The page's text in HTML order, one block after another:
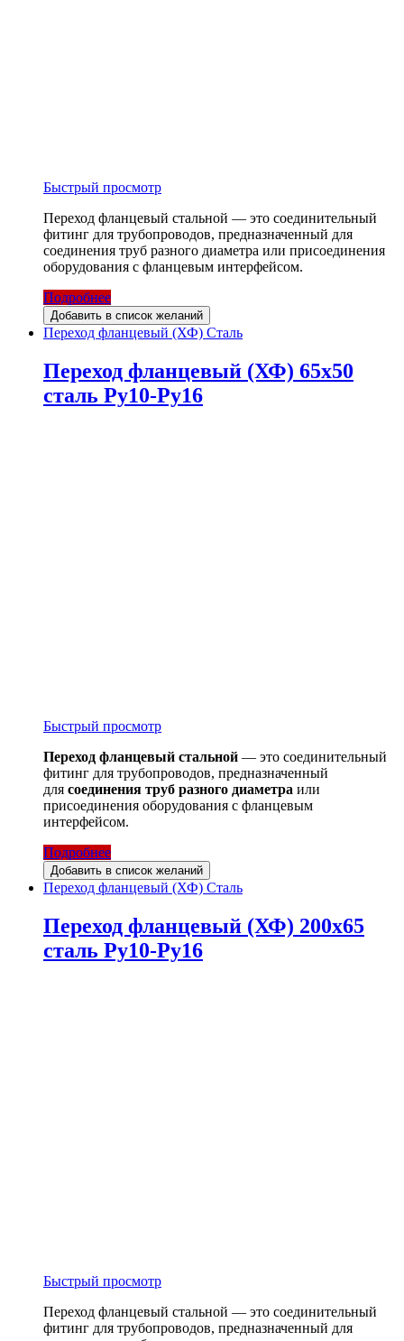
Быстрый просмотр
Переход фланцевый стальной — это соединительный
фитинг для трубопроводов, предназначенный для
соединения труб разного диаметра или присоединения
оборудования с фланцевым интерфейсом.
Подробнее
Добавить в список желаний
Переход фланцевый (ХФ) Сталь
Переход фланцевый (ХФ) 65х50
сталь Ру10-Ру16
Быстрый просмотр
Переход фланцевый стальной — это соединительный
фитинг для трубопроводов, предназначенный
для соединения труб разного диаметра или
присоединения оборудования с фланцевым
интерфейсом.
Подробнее
Добавить в список желаний
Переход фланцевый (ХФ) Сталь
Переход фланцевый (ХФ) 200х65
сталь Ру10-Ру16
Быстрый просмотр
Переход фланцевый стальной — это соединительный
фитинг для трубопроводов, предназначенный для